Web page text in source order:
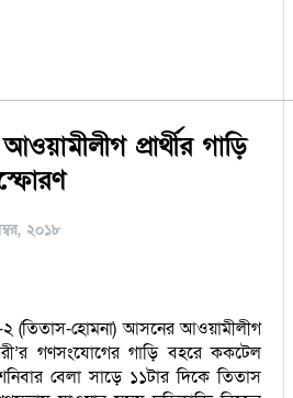
প্রার্থীর গাড়ি
২০১৮
২ (তিতাস-হোমনা) আসনের আওয়ামীলীগ
গণসংযোগের গাড়ি বহরে ককটেল
বেলা সাড়ে ১১টার দিকে তিতাস